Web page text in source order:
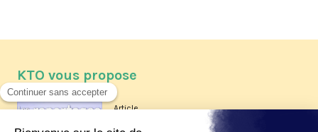
KTO vous propose
Article
Les reportages d'été 2026 de KTO